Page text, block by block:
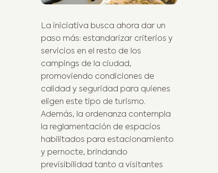
La iniciativa busca ahora dar un
paso más: estandarizar criterios y
servicios en el resto de los
campings de la ciudad,
promoviendo condiciones de
calidad y seguridad para quienes
eligen este tipo de turismo.
Además, la ordenanza contempla
la reglamentación de espacios
habilitados para estacionamiento
y pernocte, brindando
previsibilidad tanto a visitantes